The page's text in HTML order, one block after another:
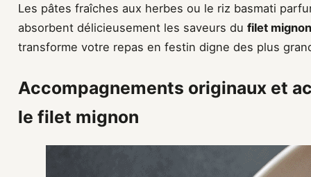
Les pâtes fraîches aux herbes ou le riz basmati
absorbent délicieusement les saveurs du filet mignon
transforme votre repas en festin digne des plus
Accompagnements originaux et
le filet mignon